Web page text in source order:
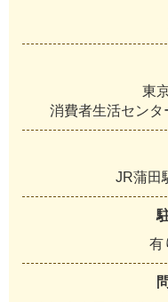
東
消費者生活センタ
JR蒲田
有